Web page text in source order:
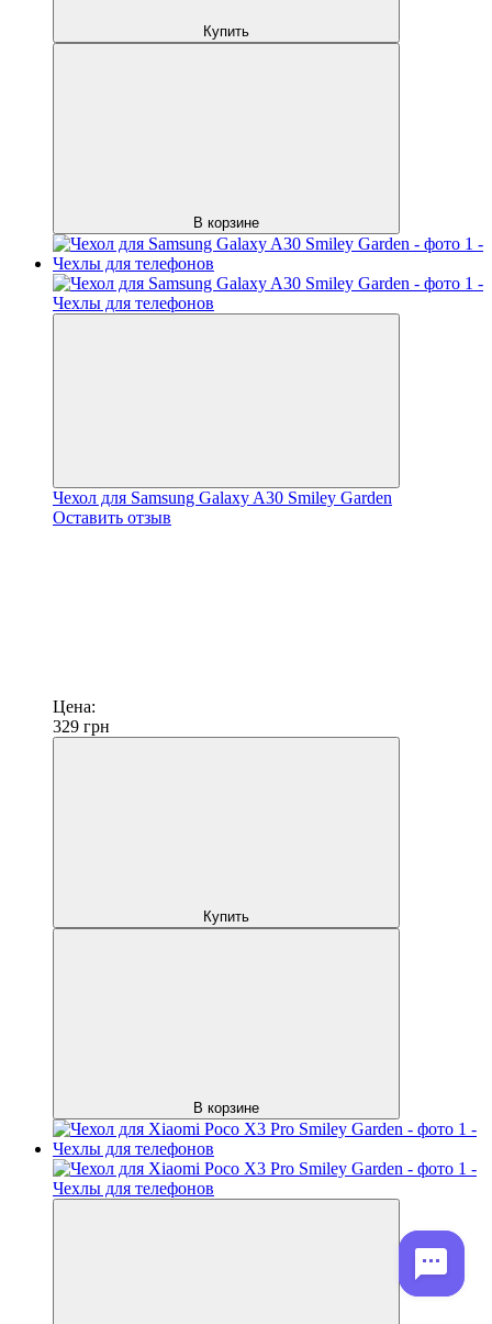
Купить
В корзине
Чехол для Samsung Galaxy A30 Smiley Garden
Оставить отзыв
Цена:
329 грн
Купить
В корзине